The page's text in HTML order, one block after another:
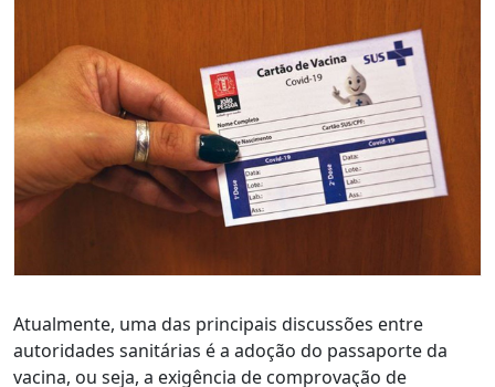
Atualmente, uma das principais discussões entre
autoridades sanitárias é a adoção do passaporte da
vacina, ou seja, a exigência de comprovação de